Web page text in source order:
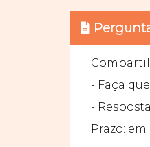
- Faça
-
Prazo: